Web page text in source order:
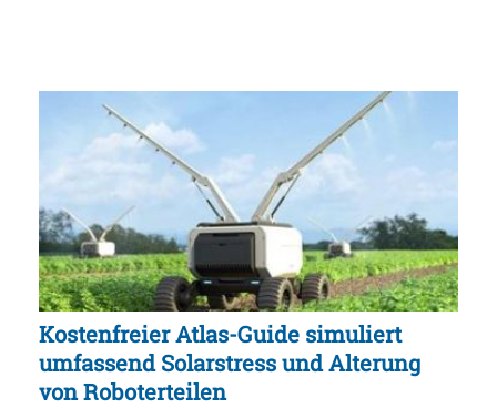
Kostenfreier Atlas-Guide simuliert
umfassend Solarstress und Alterung
von Roboterteilen